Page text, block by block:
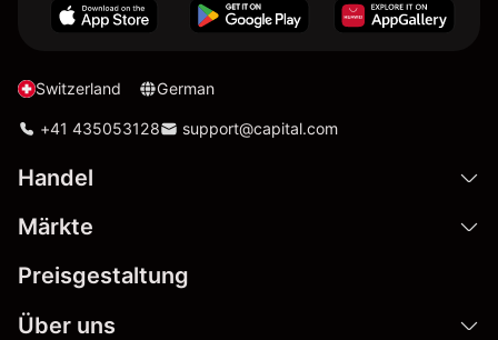
Switzerland German
+41 435053128 support@capital.com
Handel
Märkte
Preisgestaltung
Über uns